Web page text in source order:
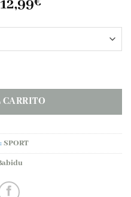
El
era:
12,99 El
es:
SPORT